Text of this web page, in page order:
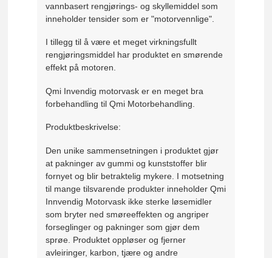
vannbasert rengjørings- og skyllemiddel som
inneholder tensider som er "motorvennlige".
I tillegg til å være et meget virkningsfullt
rengjøringsmiddel har produktet en smørende
effekt på motoren.
Qmi Invendig motorvask er en meget bra
forbehandling til Qmi Motorbehandling.
Produktbeskrivelse:
Den unike sammensetningen i produktet gjør
at pakninger av gummi og kunststoffer blir
fornyet og blir betraktelig mykere. I motsetning
til mange tilsvarende produkter inneholder Qmi
Innvendig Motorvask ikke sterke løsemidler
som bryter ned smøreeffekten og angriper
forseglinger og pakninger som gjør dem
sprøe. Produktet oppløser og fjerner
avleiringer, karbon, tjære og andre